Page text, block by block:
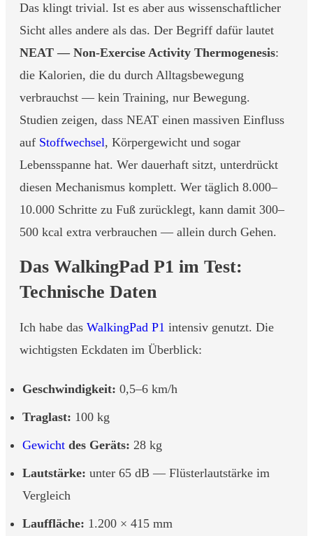
Das klingt trivial. Ist es aber aus wissenschaftlicher
Sicht alles andere als das. Der Begriff dafür lautet
NEAT — Non-Exercise Activity Thermogenesis:
die Kalorien, die du durch Alltagsbewegung
verbrauchst — kein Training, nur Bewegung.
Studien zeigen, dass NEAT einen massiven Einfluss
auf Stoffwechsel, Körpergewicht und sogar
Lebensspanne hat. Wer dauerhaft sitzt, unterdrückt
diesen Mechanismus komplett. Wer täglich 8.000–
10.000 Schritte zu Fuß zurücklegt, kann damit 300–
500 kcal extra verbrauchen — allein durch Gehen.
Das WalkingPad P1 im Test:
Technische Daten
Ich habe das WalkingPad P1 intensiv genutzt. Die
wichtigsten Eckdaten im Überblick:
Geschwindigkeit: 0,5–6 km/h
Traglast: 100 kg
Gewicht des Geräts: 28 kg
Lautstärke: unter 65 dB — Flüsterlautstärke im
Vergleich
Lauffläche: 1.200 × 415 mm